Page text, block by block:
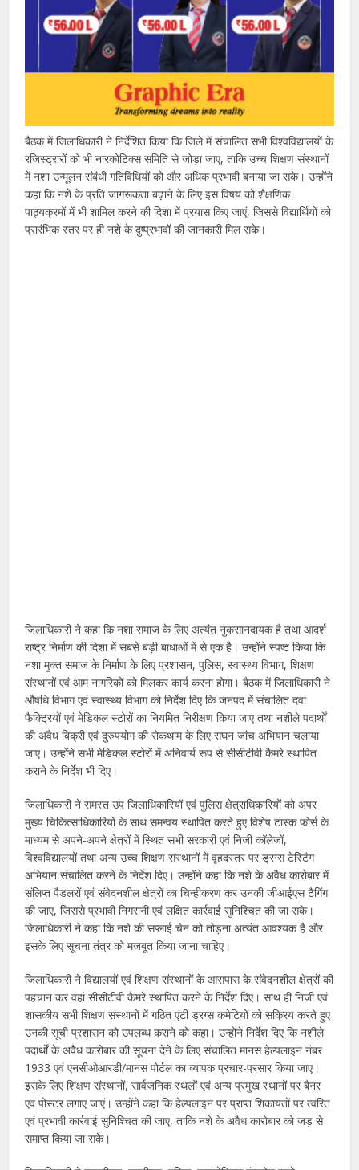
बैठक में जिलाधिकारी ने निर्देशित किया कि जिले में संचालित सभी विश्वविद्यालयों के
रजिस्ट्रारों को भी नारकोटिक्स समिति से जोड़ा जाए, ताकि उच्च शिक्षण संस्थानों
में नशा उन्मूलन संबंधी गतिविधियों को और अधिक प्रभावी बनाया जा सके। उन्होंने
कहा कि नशे के प्रति जागरूकता बढ़ाने के लिए इस विषय को शैक्षणिक
पाठ्यक्रमों में भी शामिल करने की दिशा में प्रयास किए जाएं, जिससे विद्यार्थियों को
प्रारंभिक स्तर पर ही नशे के दुष्प्रभावों की जानकारी मिल सके।
जिलाधिकारी ने कहा कि नशा समाज के लिए अत्यंत नुकसानदायक है तथा आदर्श
राष्ट्र निर्माण की दिशा में सबसे बड़ी बाधाओं में से एक है। उन्होंने स्पष्ट किया कि
नशा मुक्त समाज के निर्माण के लिए प्रशासन, पुलिस, स्वास्थ्य विभाग, शिक्षण
संस्थानों एवं आम नागरिकों को मिलकर कार्य करना होगा। बैठक में जिलाधिकारी ने
औषधि विभाग एवं स्वास्थ्य विभाग को निर्देश दिए कि जनपद में संचालित दवा
फैक्ट्रियों एवं मेडिकल स्टोरों का नियमित निरीक्षण किया जाए तथा नशीले पदार्थों
की अवैध बिक्री एवं दुरुपयोग की रोकथाम के लिए सघन जांच अभियान चलाया
जाए। उन्होंने सभी मेडिकल स्टोरों में अनिवार्य रूप से सीसीटीवी कैमरे स्थापित
कराने के निर्देश भी दिए।
जिलाधिकारी ने समस्त उप जिलाधिकारियों एवं पुलिस क्षेत्राधिकारियों को अपर
मुख्य चिकित्साधिकारियों के साथ समन्वय स्थापित करते हुए विशेष टास्क फोर्स के
माध्यम से अपने-अपने क्षेत्रों में स्थित सभी सरकारी एवं निजी कॉलेजों,
विश्वविद्यालयों तथा अन्य उच्च शिक्षण संस्थानों में वृहदस्तर पर ड्रग्स टेस्टिंग
अभियान संचालित करने के निर्देश दिए। उन्होंने कहा कि नशे के अवैध कारोबार में
संलिप्त पैडलरों एवं संवेदनशील क्षेत्रों का चिन्हीकरण कर उनकी जीआईएस टैगिंग
की जाए, जिससे प्रभावी निगरानी एवं लक्षित कार्रवाई सुनिश्चित की जा सके।
जिलाधिकारी ने कहा कि नशे की सप्लाई चेन को तोड़ना अत्यंत आवश्यक है और
इसके लिए सूचना तंत्र को मजबूत किया जाना चाहिए।
जिलाधिकारी ने विद्यालयों एवं शिक्षण संस्थानों के आसपास के संवेदनशील क्षेत्रों की
पहचान कर वहां सीसीटीवी कैमरे स्थापित करने के निर्देश दिए। साथ ही निजी एवं
शासकीय सभी शिक्षण संस्थानों में गठित एंटी ड्रग्स कमेटियों को सक्रिय करते हुए
उनकी सूची प्रशासन को उपलब्ध कराने को कहा। उन्होंने निर्देश दिए कि नशीले
पदार्थों के अवैध कारोबार की सूचना देने के लिए संचालित मानस हेल्पलाइन नंबर
1933 एवं एनसीओआरडी/मानस पोर्टल का व्यापक प्रचार-प्रसार किया जाए।
इसके लिए शिक्षण संस्थानों, सार्वजनिक स्थलों एवं अन्य प्रमुख स्थानों पर बैनर
एवं पोस्टर लगाए जाएं। उन्होंने कहा कि हेल्पलाइन पर प्राप्त शिकायतों पर त्वरित
एवं प्रभावी कार्रवाई सुनिश्चित की जाए, ताकि नशे के अवैध कारोबार को जड़ से
समाप्त किया जा सके।